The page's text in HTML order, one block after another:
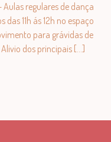
Aulas regulares de dança
11h ás 12h no espaço
para grávidas de
dos principais […]